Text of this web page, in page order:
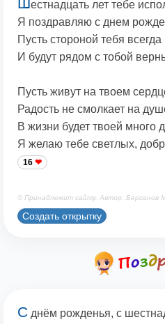
естнадцать лет тебе
Я поздравляю с днем
Пусть стороной тебя всегда
И будут рядом с тобой
Пусть живут на твоем
Радость не смолкает на
В жизни будет твоей много
Я желаю тебе светлых,
16
© Принадлежит сайту. Автор: Берсанов
Создать открытку
С днём рожденья, с